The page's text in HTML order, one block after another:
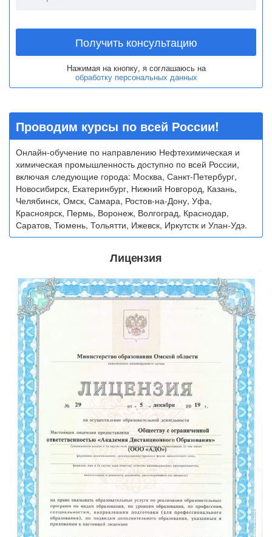
Получить консультацию
Нажимая на кнопку, я соглашаюсь на
обработку персональных данных
Проводим курсы по всей России!
Онлайн-обучение по направлению Нефтехимическая и
химическая промышленность доступно по всей России,
включая следующие города: Москва, Санкт-Петербург,
Новосибирск, Екатеринбург, Нижний Новгород, Казань,
Челябинск, Омск, Самара, Ростов-на-Дону, Уфа,
Красноярск, Пермь, Воронеж, Волгоград, Краснодар,
Саратов, Тюмень, Тольятти, Ижевск, Иркутстк и Улан-Удэ.
Лицензия